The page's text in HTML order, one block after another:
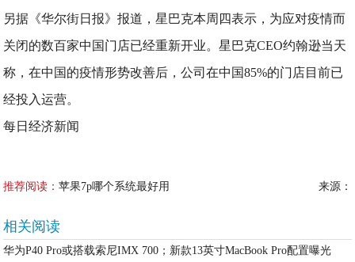
另据《华尔街日报》报道，星巴克本周四表示，为应对疫情而
关闭的数百家中国门店已经重新开业。星巴克CEO约翰逊当天
称，在中国的疫情形势改善后，公司在中国85%的门店目前已
经投入运营。
每日经济新闻
推荐阅读：苹果7p哪个系统最好用 来源：
相关阅读
华为P40 Pro或搭载索尼IMX 700；新款13英寸MacBook Pro配置曝光